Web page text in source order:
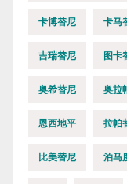
卡博替尼 卡马
吉瑞替尼 图卡
奥希替尼 奥拉
恩西地平 拉帕
比美替尼 泊马